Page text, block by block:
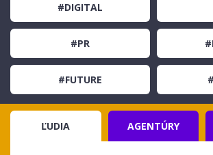
#DIGITAL
#PR
#FUTURE
ĽUDIA AGENTÚRY